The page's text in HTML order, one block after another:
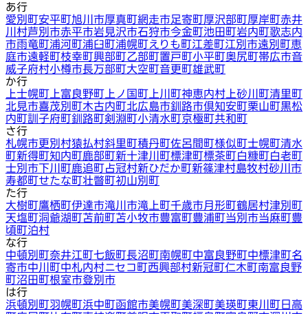
あ行
愛別町安平町旭川市厚真町網走市足寄町厚沢部町厚岸町赤井
川村芦別市赤平市岩見沢市石狩市今金町池田町岩内町歌志内
市雨竜町浦河町浦臼町浦幌町えりも町江差町江別市遠別町恵
庭市遠軽町枝幸町興部町乙部町置戸町小平町奥尻町帯広市音
威子府村小樽市長万部町大空町音更町雄武町
か行
上士幌町 上富良野町 上ノ国町 上川町神恵内村 上砂川町清里町
北見市喜茂別町木古内町北広島市釧路市倶知安町栗山町黒松
内町訓子府町釧路町剣淵町小清水町京極町共和町
さ行
札幌市更別村猿払村斜里町積丹町佐呂間町様似町士幌町清水
町新得町知内町鹿部町新十津川町標津町標茶町白糠町白老町
士別市下川町鹿追町占冠村新ひだか町新篠津村島牧村砂川市
寿都町せたな町壮瞥町初山別町
た行
大樹町鷹栖町伊達市滝川市滝上町千歳市月形町鶴居村津別町
天塩町洞爺湖町苫前町苫小牧市豊富町豊浦町当別市当麻町豊
頃町泊村
な行
中頓別町奈井江町七飯町長沼町南幌町中富良野町中標津町名
寄市中川町中札内村ニセコ町西興部村新冠町仁木町南富良野
町沼田町根室市登別市
は行
浜頓別町羽幌町浜中町函館市美幌町美深町美瑛町東川町日高